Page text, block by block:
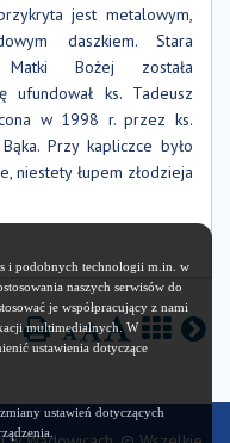
jest metalowym,
daszkiem. Stara
Bożej została
ks. Tadeusz
w 1998 r. przez ks.
Przy kapliczce było
niestety łupem złodzieja
i podobnych technologii m.in. w
naszych serwisów do
je współpracujący z nami
multimedialnych. W
ustawienia dotyczące
ustawień dotyczących